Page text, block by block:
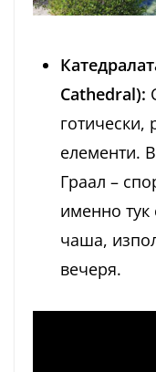
Cathedral):
готически,
елементи.
Граал –
именно тук
чаша,
вечеря.